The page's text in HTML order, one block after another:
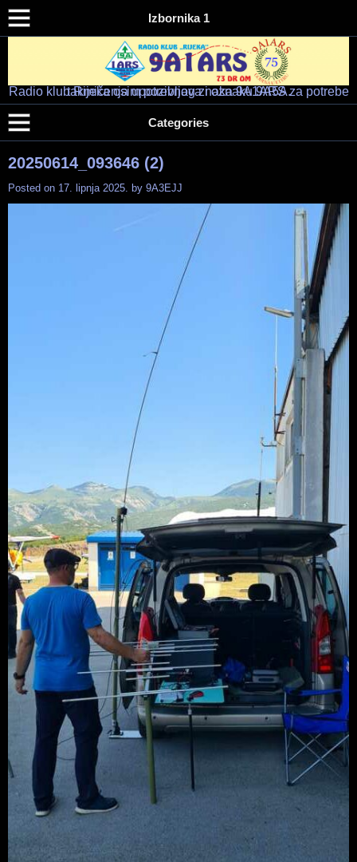
Izbornika 1
Radio klub "RIJEKA" – 9A1ARS – 9A5A
HAM RADIO KLUB RIJEKA
Radio klub Rijeka osim pozivnog znaka 9A1ARS za potrebe takmičenja upotrebljava i oznaku 9A5A.
Categories
20250614_093646 (2)
Posted on 17. lipnja 2025. by 9A3EJJ